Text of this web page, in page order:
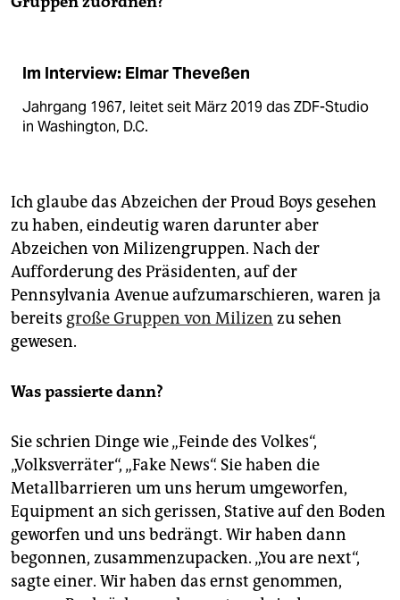
Im Interview: Elmar Theveßen
Jahrgang 1967, leitet seit März 2019 das ZDF-Studio
in Washington, D.C.
Ich glaube das Abzeichen der Proud Boys gesehen
zu haben, eindeutig waren darunter aber
Abzeichen von Milizengruppen. Nach der
Aufforderung des Präsidenten, auf der
Pennsylvania Avenue aufzumarschieren, waren ja
bereits große Gruppen von Milizen zu sehen
gewesen.
Was passierte dann?
Sie schrien Dinge wie „Feinde des Volkes“,
„Volksverräter“, „Fake News“. Sie haben die
Metallbarrieren um uns herum umgeworfen,
Equipment an sich gerissen, Stative auf den Boden
geworfen und uns bedrängt. Wir haben dann
begonnen, zusammenzupacken. „You are next“,
sagte einer. Wir haben das ernst genommen,